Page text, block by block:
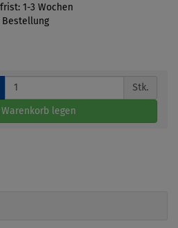
1-3 Wochen
Bestellung
Stk.
legen